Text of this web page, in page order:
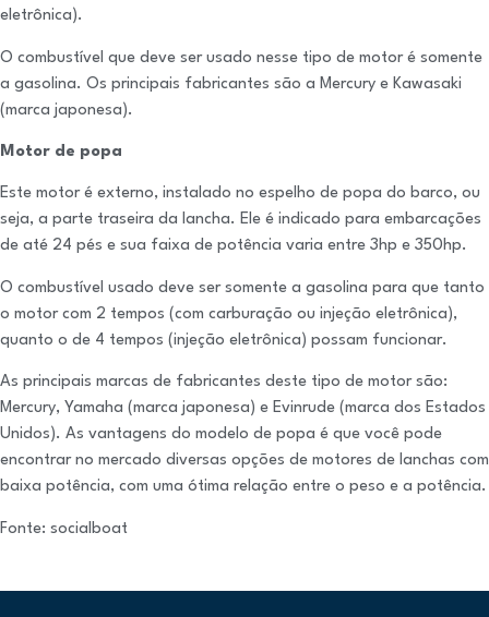
eletrônica).
O combustível que deve ser usado nesse tipo de motor é somente
a gasolina. Os principais fabricantes são a Mercury e Kawasaki
(marca japonesa).
Motor de popa
Este motor é externo, instalado no espelho de popa do barco, ou
seja, a parte traseira da lancha. Ele é indicado para embarcações
de até 24 pés e sua faixa de potência varia entre 3hp e 350hp.
O combustível usado deve ser somente a gasolina para que tanto
o motor com 2 tempos (com carburação ou injeção eletrônica),
quanto o de 4 tempos (injeção eletrônica) possam funcionar.
As principais marcas de fabricantes deste tipo de motor são:
Mercury, Yamaha (marca japonesa) e Evinrude (marca dos Estados
Unidos). As vantagens do modelo de popa é que você pode
encontrar no mercado diversas opções de motores de lanchas com
baixa potência, com uma ótima relação entre o peso e a potência.
Fonte: socialboat